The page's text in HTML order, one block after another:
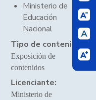
Ministerio de
Educación
Nacional
Tipo de contenido:
Exposición de
contenidos
Licenciante:
Ministerio de